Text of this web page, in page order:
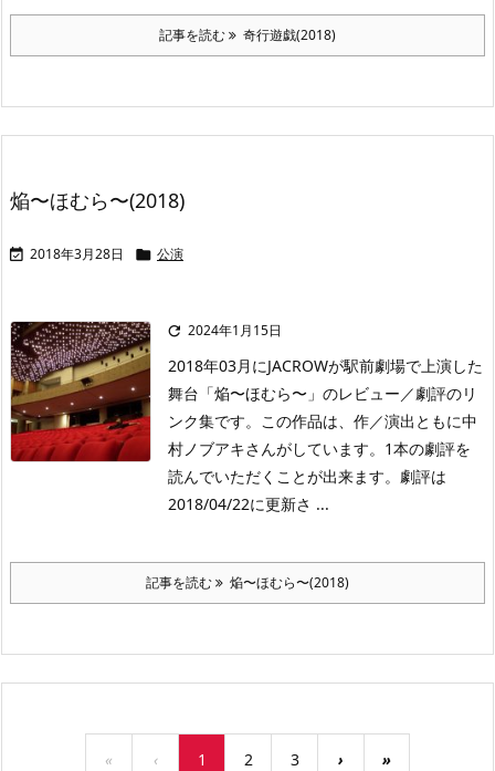
記事を読む 奇行遊戯(2018)
焔〜ほむら〜(2018)
 2018年3月28日  公演
 2024年1月15日
2018年03月にJACROWが駅前劇場で上演した
舞台「焔〜ほむら〜」のレビュー／劇評のリ
ンク集です。この作品は、作／演出ともに中
村ノブアキさんがしています。1本の劇評を
読んでいただくことが出来ます。劇評は
2018/04/22に更新さ ...
記事を読む 焔〜ほむら〜(2018)
« ‹ 1 2 3 › »